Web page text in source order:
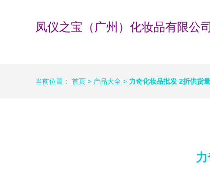
凤仪之宝（广州）化妆品有限公司
当前位置： 首页 > 产品大全 > 力奇化妆品批发 2折供货